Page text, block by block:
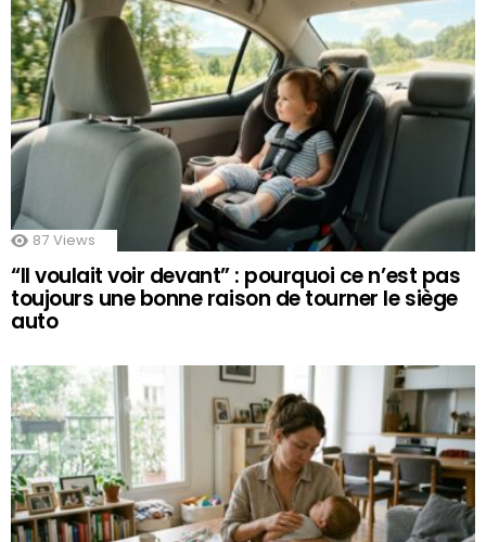
87 Views
“Il voulait voir devant” : pourquoi ce n’est pas
toujours une bonne raison de tourner le siège
auto